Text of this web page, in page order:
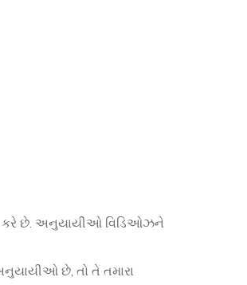
કરે છે. અનુયાયીઓ વિડિઓઝને
છે, તો તે તમારા